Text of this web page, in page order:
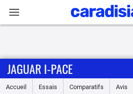
Accueil
JAGUAR I-PACE
Accueil Essais Comparatifs Avis